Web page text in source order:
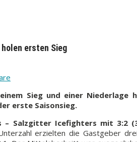
ersten Sieg
einem Sieg und einer
erste Saisonsieg.
– Salzgitter Icefighters mit 3:2
erzielten die Gastgeber